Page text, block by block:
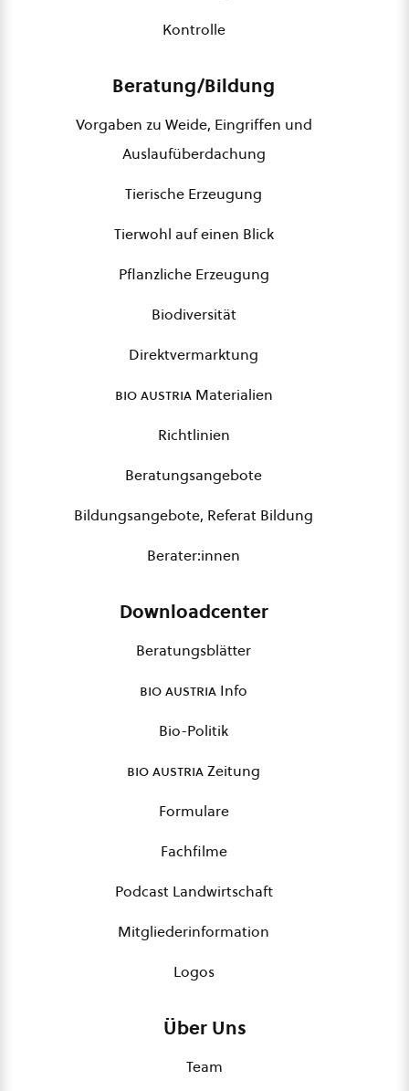
Kontrolle
Beratung/Bildung
Vorgaben zu Weide, Eingriffen und
Auslaufüberdachung
Tierische Erzeugung
Tierwohl auf einen Blick
Pflanzliche Erzeugung
Biodiversität
Direktvermarktung
bio austriaMaterialien
Richtlinien
Beratungsangebote
Bildungsangebote, Referat Bildung
Berater:innen
Downloadcenter
Beratungsblätter
bio austria Info
Bio-Politik
bio austriaZeitung
Formulare
Fachfilme
Podcast Landwirtschaft
Mitgliederinformation
Logos
Über Uns
Team